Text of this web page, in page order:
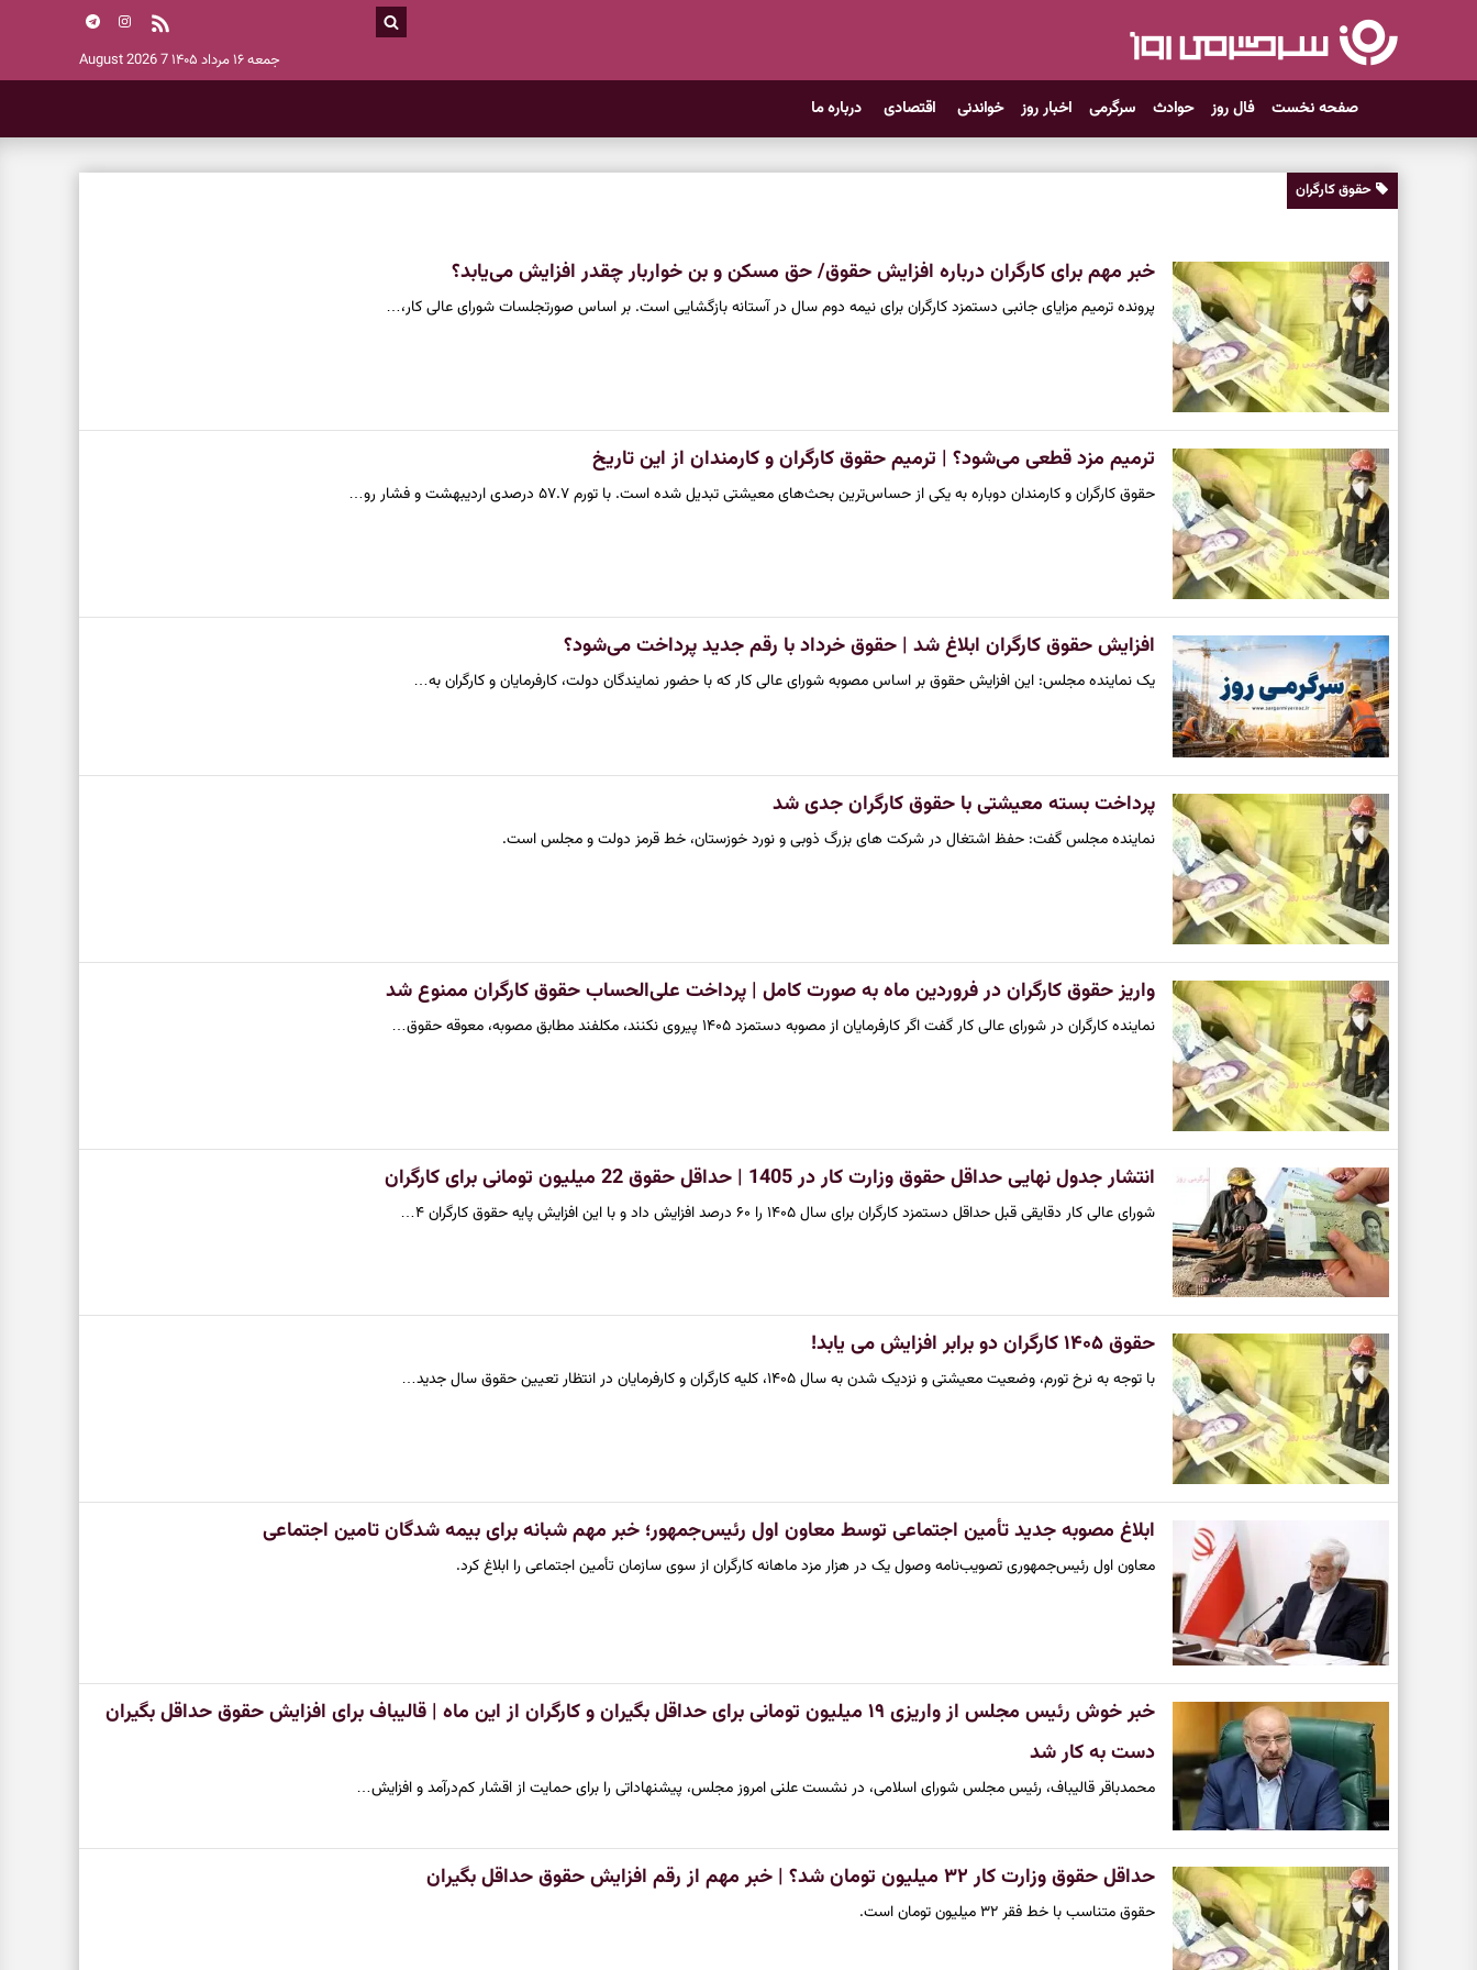
جمعه ۱۶ مرداد ۱۴۰۵ 7 August 2026
صفحه نخست فال روز حوادث سرگرمی اخبار روز خواندنی اقتصادی درباره ما
حقوق کارگران
خبر مهم برای کارگران درباره افزایش حقوق/ حق مسکن و بن خواربار چقدر افزایش می‌یابد؟
پرونده ترمیم مزایای جانبی دستمزد کارگران برای نیمه دوم سال در آستانه بازگشایی است. بر اساس صورتجلسات شورای عالی کار،…
ترمیم مزد قطعی می‌شود؟ | ترمیم حقوق کارگران و کارمندان از این تاریخ
حقوق کارگران و کارمندان دوباره به یکی از حساس‌ترین بحث‌های معیشتی تبدیل شده است. با تورم ۵۷.۷ درصدی اردیبهشت و فشار رو…
افزایش حقوق کارگران ابلاغ شد | حقوق خرداد با رقم جدید پرداخت می‌شود؟
یک نماینده مجلس: این افزایش حقوق بر اساس مصوبه شورای‌ عالی کار که با حضور نمایندگان دولت، کارفرمایان و کارگران به…
پرداخت بسته معیشتی با حقوق کارگران جدی شد
نماینده مجلس گفت: حفظ اشتغال در شرکت های بزرگ ذوبی و نورد خوزستان، خط قرمز دولت و مجلس است.
واریز حقوق کارگران در فروردین ماه به صورت کامل | پرداخت علی‌الحساب حقوق کارگران ممنوع شد
نماینده کارگران در شورای عالی کار گفت اگر کارفرمایان از مصوبه دستمزد ۱۴۰۵ پیروی نکنند، مکلفند مطابق مصوبه، معوقه حقوق…
انتشار جدول نهایی حداقل حقوق وزارت کار در 1405 | حداقل حقوق 22 میلیون تومانی برای کارگران
شورای عالی کار دقایقی قبل حداقل دستمزد کارگران برای سال ۱۴۰۵ را ۶۰ درصد افزایش داد و با این افزایش پایه حقوق کارگران ۴…
حقوق ۱۴۰۵ کارگران دو برابر افزایش می یابد!
با توجه به نرخ تورم، وضعیت معیشتی و نزدیک شدن به سال ۱۴۰۵، کلیه کارگران و کارفرمایان در انتظار تعیین حقوق سال جدید…
ابلاغ مصوبه جدید تأمین اجتماعی توسط معاون اول رئیس‌جمهور؛ خبر مهم شبانه برای بیمه شدگان تامین اجتماعی
معاون اول رئیس‌جمهوری تصویب‌نامه وصول یک در هزار مزد ماهانه کارگران از سوی سازمان تأمین اجتماعی را ابلاغ کرد.
خبر خوش رئیس مجلس از واریزی ۱۹ میلیون تومانی برای حداقل بگیران و کارگران از این ماه | قالیباف برای افزایش حقوق حداقل بگیران
دست به کار شد
محمدباقر قالیباف، رئیس مجلس شورای اسلامی، در نشست علنی امروز مجلس، پیشنهاداتی را برای حمایت از اقشار کم‌درآمد و افزایش…
حداقل حقوق وزارت کار ۳۲ میلیون تومان شد؟ | خبر مهم از رقم افزایش حقوق حداقل بگیران
حقوق متناسب با خط فقر ۳۲ میلیون تومان است.